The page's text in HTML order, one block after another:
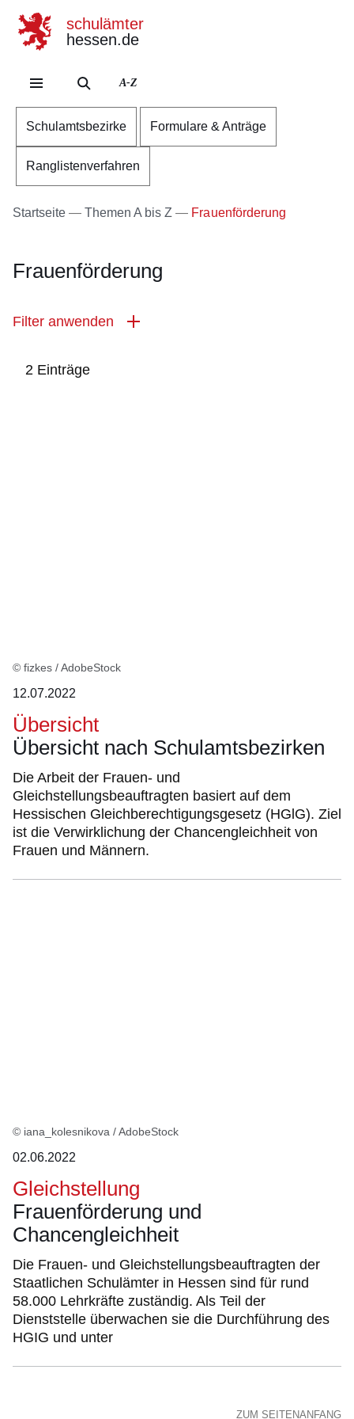
schulämter
hessen.de
A-Z
Schulamtsbezirke Formulare & Anträge
Ranglistenverfahren
Startseite Themen A bis Z Frauenförderung
Frauenförderung
Filter anwenden
2 Einträge
© fizkes / AdobeStock
12.07.2022
Übersicht
Übersicht nach Schulamtsbezirken
Die Arbeit der Frauen- und
Gleichstellungsbeauftragten basiert auf dem
Hessischen Gleichberechtigungsgesetz (HGlG). Ziel
ist die Verwirklichung der Chancengleichheit von
Frauen und Männern.
© iana_kolesnikova / AdobeStock
02.06.2022
Gleichstellung
Frauenförderung und
Chancengleichheit
Die Frauen- und Gleichstellungsbeauftragten der
Staatlichen Schulämter in Hessen sind für rund
58.000 Lehrkräfte zuständig. Als Teil der
Dienststelle überwachen sie die Durchführung des
HGIG und unter
ZUM SEITENANFANG